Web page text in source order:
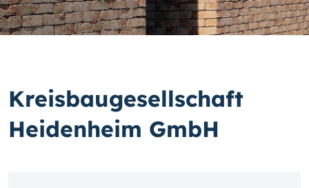
Kreisbaugesellschaft
Heidenheim GmbH